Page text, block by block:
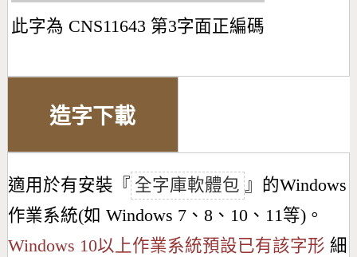
此字為 CNS11643 第3字面正編碼
造字下載
適用於有安裝『 全字庫軟體包 』的Windows
作業系統(如 Windows 7、8、10、11等)。
Windows 10以上作業系統預設已有該字形 細